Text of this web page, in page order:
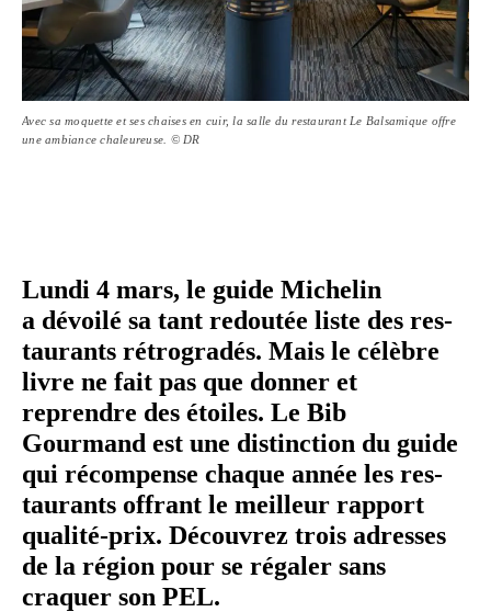
Avec sa moquette et ses chaises en cuir, la salle du restaurant Le Balsamique offre
une ambiance chaleureuse. © DR
Lundi 4 mars, le guide Michelin
a dévoilé sa tant redoutée liste des res­
tau­rants rétro­gra­dés. Mais le célèbre
livre ne fait pas que donner et
reprendre des étoiles. Le Bib
Gourmand est une dis­tinc­tion du guide
qui récom­pense chaque année les res­
tau­rants offrant le meilleur rapport
qualité-​prix. Découvrez trois adresses
de la région pour se régaler sans
craquer son PEL.